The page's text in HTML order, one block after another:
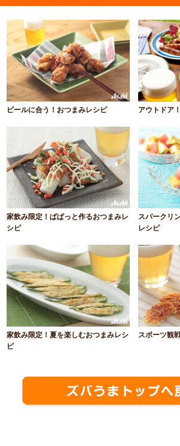
ビールに合う！おつまみレシピ アウトドア
家飲み限定！ぱぱっと作るおつまみレ
シピ
スパークリ
レシピ
家飲み限定！夏を楽しむおつまみレシ
ピ
スポーツ観